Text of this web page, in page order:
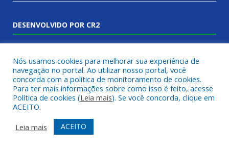
DESENVOLVIDO POR CR2
Muito mais que criar site
Realizamos umaassessoria
Nós usamos cookies para melhorar sua experiência de
navegação no portal. Ao utilizar nosso portal, você
concorda com a política de monitoramento de cookies.
Para ter mais informações sobre como isso é feito, acesse
Política de cookies (Leia mais). Se você concorda, clique em
ACEITO.
Leia mais
ACEITO